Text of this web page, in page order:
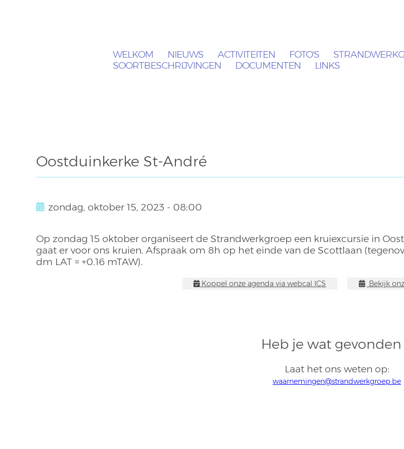
WELKOM NIEUWS ACTIVITEITEN FOTO'S
SOORTBESCHRIJVINGEN
DOCUMENTEN LINKS
Oostduinkerke St-André
zondag, oktober 15, 2023 - 08:00
Op zondag 15 oktober organiseert de Strandwerkgroep een kruiexcursie in
gaat er voor ons kruien. Afspraak om 8h op het einde van de Scottlaan
dm LAT = +0.16 mTAW).
Koppel onze agenda via webcal ICS Bekijk
Heb je wat gevonden
Laat het ons weten op:
waarnemingen@strandwerkgroep.be